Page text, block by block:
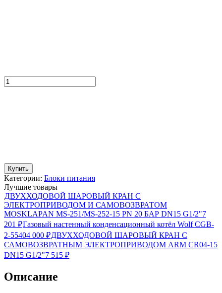
Купить
Категории: Блоки питания
Лучшие товары
ДВУХХОДОВОЙ ШАРОВЫЙ КРАН С
ЭЛЕКТРОПРИВОДОМ И САМОВОЗВРАТОМ
MOSKLAPAN MS-251/MS-252-15 PN 20 БАР DN15 G1/2"7
201 ₽Газовый настенный конденсационный котёл Wolf CGB-
2-55404 000 ₽ДВУХХОДОВОЙ ШАРОВЫЙ КРАН С
САМОВОЗВРАТНЫМ ЭЛЕКТРОПРИВОДОМ ARM CR04-15
DN15 G1/2"7 515 ₽
Описание